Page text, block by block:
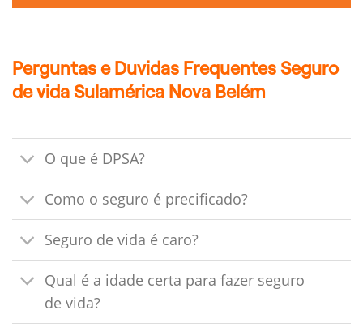
Perguntas e Duvidas Frequentes Seguro
de vida Sulamérica Nova Belém
O que é DPSA?
Como o seguro é precificado?
Seguro de vida é caro?
Qual é a idade certa para fazer seguro
de vida?